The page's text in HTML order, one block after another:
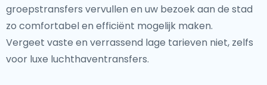
groepstransfers vervullen en uw bezoek aan de stad
zo comfortabel en efficiënt mogelijk maken.
Vergeet vaste en verrassend lage tarieven niet, zelfs
voor luxe luchthaventransfers.